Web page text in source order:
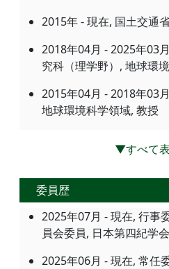
2015年 - 現在, 国土交通
2018年04月 - 2025年03
究科（理学野）, 地球環
2015年04月 - 2018年03
地球環境科学領域, 教授
▼すべて
委員歴
2025年07月 - 現在, 行事
員会委員, 日本第四紀学会
2025年06月 - 現在, 常任